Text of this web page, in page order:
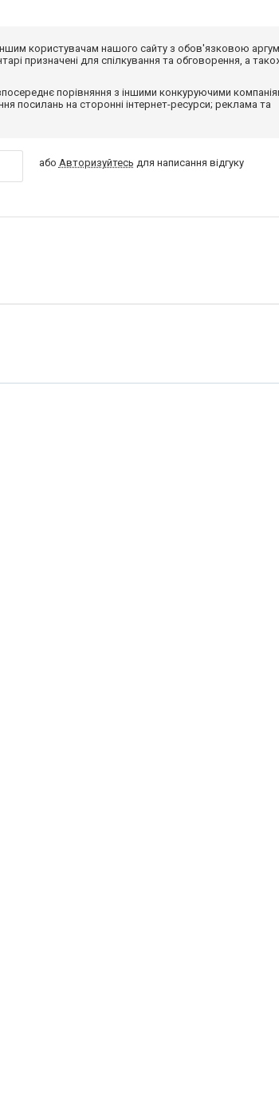
користувачам нашого сайту з обов'язковою
призначені для спілкування та обговорення, а
порівняння з іншими конкуруючими
посилань на сторонні інтернет-ресурси; реклама та
або Авторизуйтесь для написання відгуку